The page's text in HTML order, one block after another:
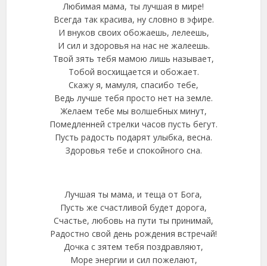
Любимая мама, ты лучшая в мире!
Всегда так красива, ну словно в эфире.
И внуков своих обожаешь, лелеешь,
И сил и здоровья на нас не жалеешь.
Твой зять тебя мамою лишь называет,
Тобой восхищается и обожает.
Скажу я, мамуля, спасибо тебе,
Ведь лучше тебя просто нет на земле.
Желаем тебе мы волшебных минут,
Помедленней стрелки часов пусть бегут.
Пусть радость подарят улыбка, весна.
Здоровья тебе и спокойного сна.
Лучшая ты мама, и теща от Бога,
Пусть же счастливой будет дорога,
Счастье, любовь на пути ты принимай,
Радостно свой день рождения встречай!
Дочка с зятем тебя поздравляют,
Море энергии и сил пожелают,